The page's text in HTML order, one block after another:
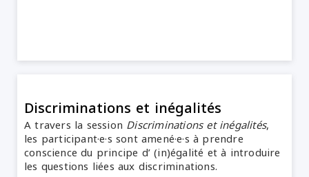
Discriminations et inégalités
A travers la session Discriminations et inégalités,
les participant·e·s sont amené·e·s à prendre
conscience du principe d’ (in)égalité et à introduire
les questions liées aux discriminations.